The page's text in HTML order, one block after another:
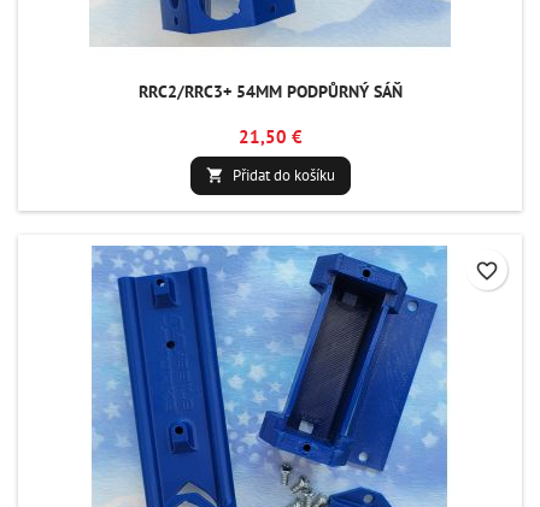
RRC2/RRC3+ 54MM PODPŮRNÝ SÁŇ
21,50 €
 Přidat do košíku
favorite_border